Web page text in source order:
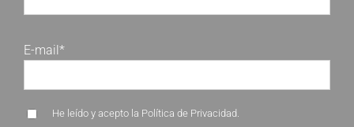
E-mail*
He leído y acepto la Política de Privacidad.